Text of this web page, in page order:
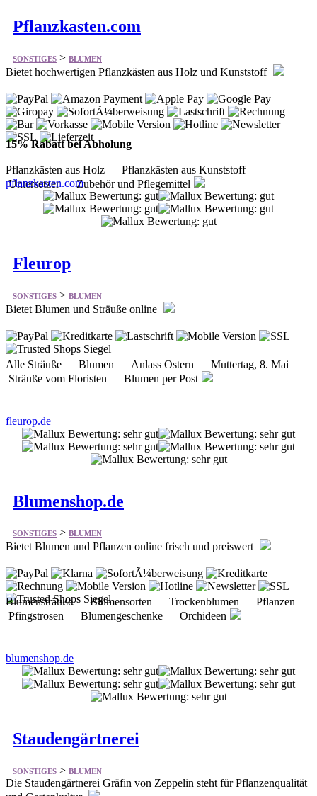
Pflanzkasten.com
SONSTIGES > BLUMEN
Bietet hochwertigen Pflanzkästen aus Holz und Kunststoff
15% Rabatt bei Abholung
Pflanzkästen aus Holz Pflanzkästen aus Kunststoff
Untersetzer Zubehör und Pflegemittel
pflanzkasten.com
Fleurop
SONSTIGES > BLUMEN
Bietet Blumen und Sträuße online
Alle Sträuße Blumen Anlass Ostern Muttertag, 8. Mai
Sträuße vom Floristen Blumen per Post
fleurop.de
Blumenshop.de
SONSTIGES > BLUMEN
Bietet Blumen und Pflanzen online frisch und preiswert
Blumensträuße Blumensorten Trockenblumen Pflanzen
Pfingstrosen Blumengeschenke Orchideen
blumenshop.de
Staudengärtnerei
SONSTIGES > BLUMEN
Die Staudengärtnerei Gräfin von Zeppelin steht für Pflanzenqualität